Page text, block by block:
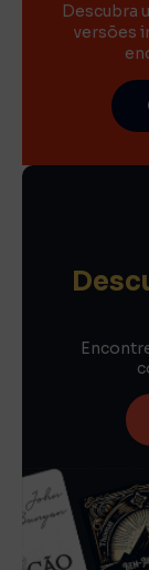
Descubra
versões